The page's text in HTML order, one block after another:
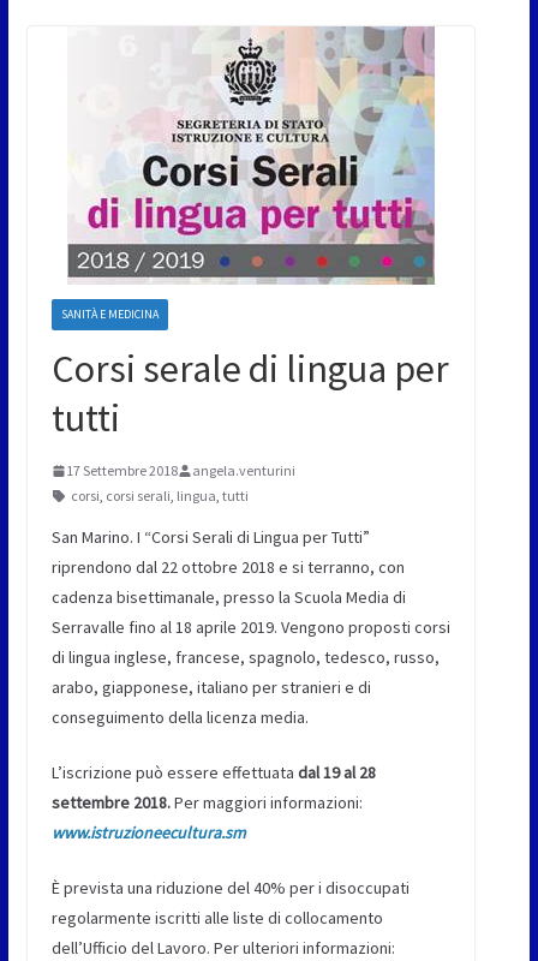
SANITÀ E MEDICINA
Corsi serale di lingua per
tutti
17 Settembre 2018
angela.venturini
corsi, corsi serali, lingua, tutti
San Marino. I “Corsi Serali di Lingua per Tutti”
riprendono dal 22 ottobre 2018 e si terranno, con
cadenza bisettimanale, presso la Scuola Media di
Serravalle fino al 18 aprile 2019. Vengono proposti corsi
di lingua inglese, francese, spagnolo, tedesco, russo,
arabo, giapponese, italiano per stranieri e di
conseguimento della licenza media.
L’iscrizione può essere effettuata dal 19 al 28
settembre 2018.Per maggiori informazioni:
www.istruzioneecultura.sm
È prevista una riduzione del 40% per i disoccupati
regolarmente iscritti alle liste di collocamento
dell’Ufficio del Lavoro. Per ulteriori informazioni: